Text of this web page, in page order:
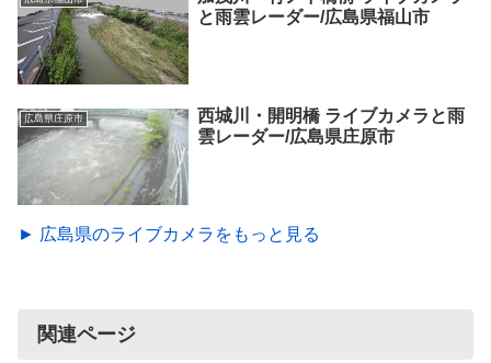
と雨雲レーダー/広島県福山市
広島県庄原市
西城川・開明橋 ライブカメラと雨
雲レーダー/広島県庄原市
► 広島県のライブカメラをもっと見る
関連ページ